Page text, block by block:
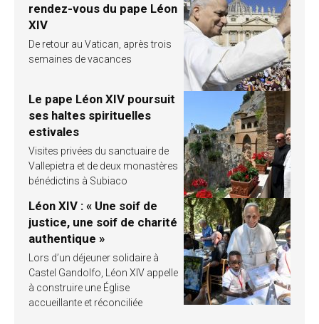
rendez-vous du pape Léon
XIV
De retour au Vatican, après trois
semaines de vacances
Le pape Léon XIV poursuit
ses haltes spirituelles
estivales
Visites privées du sanctuaire de
Vallepietra et de deux monastères
bénédictins à Subiaco
Léon XIV : « Une soif de
justice, une soif de charité
authentique »
Lors d’un déjeuner solidaire à
Castel Gandolfo, Léon XIV appelle
à construire une Église
accueillante et réconciliée